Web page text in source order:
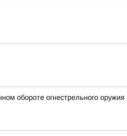
обороте огнестрельного оружия